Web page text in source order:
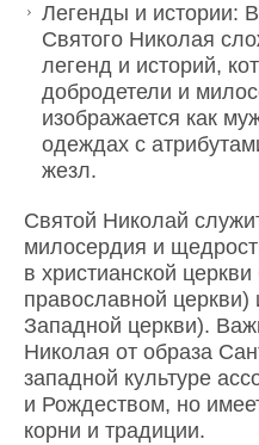
Легенды и истории:
Святого Николая
легенд и историй,
добродетели и
изображается как
одеждах с
жезл.
Святой Николай
милосердия и
в христианской
православной церкви)
Западной церкви).
Николая от образа
западной культуре
и Рождеством, но
корни и традиции.